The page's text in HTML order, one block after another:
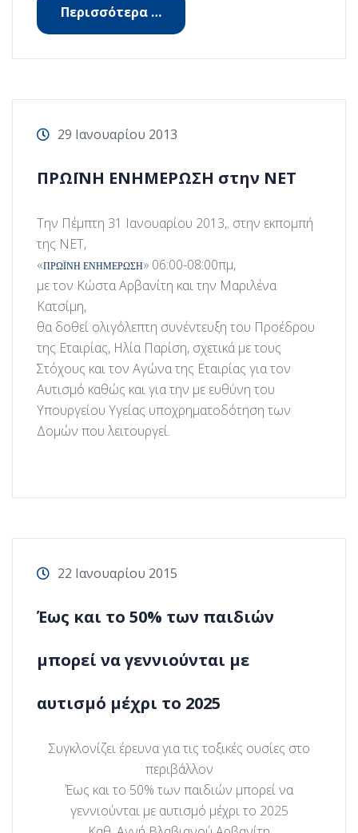
Περισσότερα …
ΠΡΩΪΝΗ ΕΝΗΜΕΡΩΣΗ στην ΝΕΤ
29 Ιανουαρίου 2013
Την Πέμπτη 31 Ιανουαρίου 2013,. στην εκπομπή
της ΝΕΤ,
«ΠΡΩΪΝΗ ΕΝΗΜΕΡΩΣΗ» 06:00-08:00πμ,
με τον Κώστα Αρβανίτη και την Μαριλένα
Κατσίμη,
θα δοθεί ολιγόλεπτη συνέντευξη του Προέδρου
της Εταιρίας, Ηλία Παρίση, σχετικά με τους
Στόχους και τον Αγώνα της Εταιρίας για τον
Αυτισμό καθώς και για την με ευθύνη του
Υπουργείου Υγείας υποχρηματοδότηση των
Δομών που λειτουργεί.
Έως και το 50% των παιδιών
μπορεί να γεννιούνται με
αυτισμό μέχρι το 2025
22 Ιανουαρίου 2015
Συγκλονίζει έρευνα για τις τοξικές ουσίες στο
περιβάλλον
Έως και το 50% των παιδιών μπορεί να
γεννιούνται με αυτισμό μέχρι το 2025